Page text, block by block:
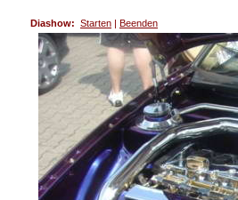
Diashow: Starten | Beenden